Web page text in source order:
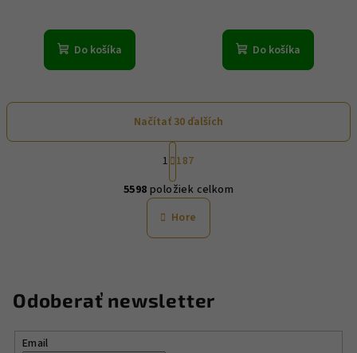
Do košíka Do košíka
v
l
á
i
Načítať 30 ďalších
S
t
á
n
k
o
i
e
1 187
5598 položiek celkom
Hore
Odoberať newsletter
Email